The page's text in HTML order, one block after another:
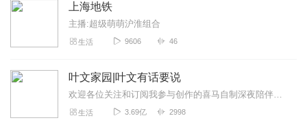
上海地铁
主播:超级萌萌沪淮组合
生活 9606 46
叶文家园|叶文有话要说
欢迎各位关注和订阅我参与创作的喜马自制深夜陪伴谈话栏目《听你说·百态人声》【听你说·百态人声】每晚直播连线真实人间故事|叶文现场互动中|人间冷暖，抱团取暖每周...
生活 3.69亿 2998